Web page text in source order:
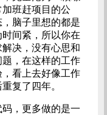
班赶项目的公
脑子里想的都是
间紧，所以你在
决，没有心思和
，在这样的工作
看上去好像工作
复了四年。
，更多做的是一